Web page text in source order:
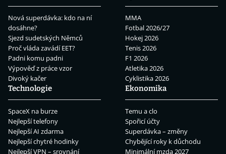
Nová superdávka: kdo na ní
dosáhne?
Sjezd sudetských Němců
Proč vláda zavádí EET?
Padni komu padni
Výpověď z práce vzor
Divoký kačer
MMA
Fotbal 2026/27
Hokej 2026
Tenis 2026
F1 2026
Atletika 2026
Cyklistika 2026
Technologie
SpaceX na burze
Nejlepší telefony
Nejlepší AI zdarma
Nejlepší chytré hodinky
Nejlepší VPN – srovnání
Ekonomika
Temu a clo
Spořicí účty
Superdávka – změny
Chybějící roky k důchodu
Minimální mzda 2027